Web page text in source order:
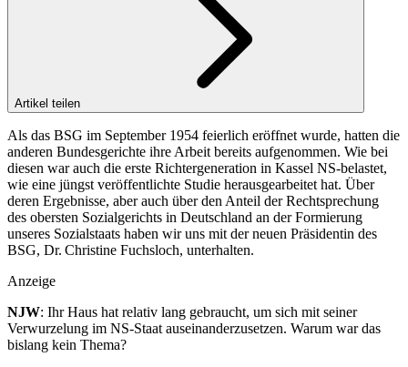
Artikel teilen
Als das BSG im September 1954 feierlich eröffnet wurde, hatten die
anderen Bundesgerichte ihre Arbeit bereits aufgenommen. Wie bei
diesen war auch die erste Richtergeneration in Kassel NS-belastet,
wie eine jüngst veröffentlichte Studie herausgearbeitet hat. Über
deren Ergebnisse, aber auch über den Anteil der Rechtsprechung
des obersten Sozialgerichts in Deutschland an der Formierung
unseres Sozialstaats haben wir uns mit der neuen Präsidentin des
BSG, Dr. Christine Fuchsloch, unterhalten.
Anzeige
NJW: Ihr Haus hat relativ lang gebraucht, um sich mit seiner
Verwurzelung im NS-Staat auseinanderzusetzen. Warum war das
bislang kein Thema?